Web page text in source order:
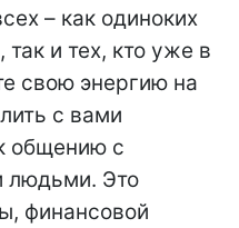
– как одиноких
так и тех, кто уже в
свою энергию на
с вами
общению с
людьми. Это
финансовой